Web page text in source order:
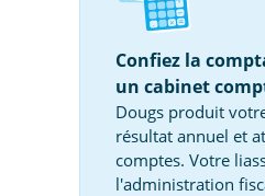
Confiez la
un cabinet
Dougs produit
résultat annuel et
comptes. Votre
l'administration